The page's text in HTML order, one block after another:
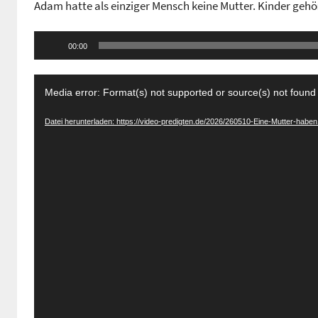
n
G
e
n
Adam hatte als einziger Mensch keine Mutter. Kinder
Player
00:00
Media error: Format(s) not supported or source(s) not found
Datei herunterladen: https://video-predigten.de/2026/260510-Eine-Mutter-